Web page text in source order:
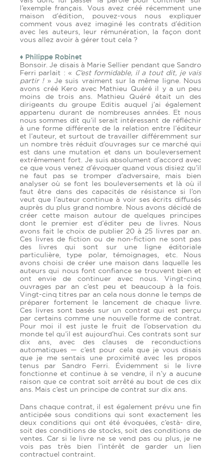
l’exemple français. Vous avez créé récemment une
maison d’édition, pouvez-vous nous expliquer
comment vous avez imaginé les contrats d’édition
avec les auteurs, leur rémunération, la façon dont
vous allez avoir à gérer tout cela ?
♦ Philippe Robinet
Bonsoir. Je disais à Marie Sellier pendant que Sandro
Ferri parlait : « C’est formidable, il a tout dit, je vais
partir !» Je suis vraiment sur la même ligne. Nous
avons créé Kero avec Mathieu Quéré il y a un peu
moins de trois ans. Mathieu Quéré était un des
dirigeants du groupe Editis auquel j’ai également
appartenu durant de nombreuses années. Et nous
nous sommes dit qu’il serait intéressant de réfléchir
à une forme différente de la relation entre l’éditeur
et l’auteur, et surtout de travailler différemment sur
un nombre très réduit d’ouvrages sur ce marché qui
est dans une mutation et dans un bouleversement
extrêmement fort. Je suis absolument d’accord avec
ce que vous venez d’évoquer quand vous disiez qu’il
ne faut pas se tromper d’adversaire, mais bien
analyser où se font les bouleversements et là où il
faut être dans des capacités de résistance si l’on
veut que l’auteur continue à voir ses écrits diffusés
auprès du plus grand nombre. Nous avons décidé de
créer cette maison autour de quelques principes
dont le premier est d’éditer peu de livres. Nous
avons fait le choix de publier 20 à 25 livres par an.
Ces livres de fiction ou de non-fiction ne sont pas
des livres qui sont sur une ligne éditoriale
particulière, type polar, témoignages, etc. Nous
avons choisi de créer une maison dans laquelle les
auteurs qui nous font confiance se trouvent bien et
ont envie de continuer avec nous. Vingt-cinq
ouvrages par an c’est peu et beaucoup à la fois.
Vingt-cinq titres par an cela nous donne le temps de
préparer fortement le lancement de chaque livre.
Ces livres sont basés sur un contrat qui est perçu
par certains comme une nouvelle forme de contrat.
Pour moi il est juste le fruit de l’observation du
monde tel qu’il est aujourd’hui. Ces contrats sont sur
dix ans, avec des clauses de reconductions
automatiques — c’est pour cela que je vous disais
que je me sentais une proximité avec les propos
tenus par Sandro Ferri. Évidemment si le livre
fonctionne et continue à se vendre, il n’y a aucune
raison que ce contrat soit arrêté au bout de ces dix
ans. Mais c’est un principe de contrat sur dix ans.
Dans chaque contrat, il est également prévu une fin
anticipée sous conditions qui sont exactement les
deux conditions qui ont été évoquées, c’està- dire,
soit des conditions de stocks, soit des conditions de
ventes. Car si le livre ne se vend pas ou plus, je ne
vois pas très bien l’intérêt de garder un lien
contractuel contraint.